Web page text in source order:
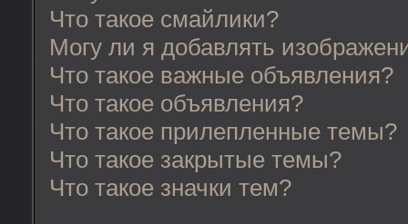
Что такое смайлики?
Могу ли я добавлять
Что такое важные объявления?
Что такое объявления?
Что такое прилепленные темы?
Что такое закрытые темы?
Что такое значки тем?